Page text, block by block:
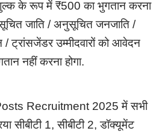
के रूप में ₹500 का भुगतान करना
जाति / अनुसूचित जनजाति /
/ ट्रांसजेंडर उम्मीदवारों को आवेदन
नहीं करना होगा.
Recruitment 2025 में सभी
सीबीटी 1, सीबीटी 2, डॉक्यूमेंट